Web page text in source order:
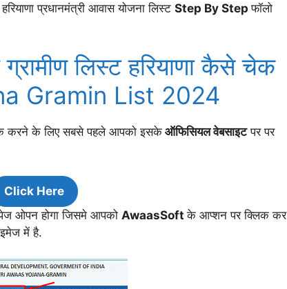
प्रधानमंत्री आवास योजना लिस्ट Step By Stepफॉलो
लिस्ट हरियाणा कैसे चेक
Gramin List 2024
करने के लिए सबसे पहले आपको इसकेऑफिसियल वेबसाइटपर पर
Click Here
ओपन होगा जिसमे आपको AwaasSoftके आप्शन पर क्लिक कर
में है.